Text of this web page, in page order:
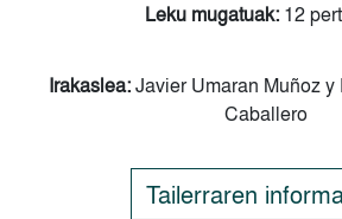
Leku mugatuak:12
Irakaslea:Javier Umaran Muñoz y
Caballero
Tailerraren